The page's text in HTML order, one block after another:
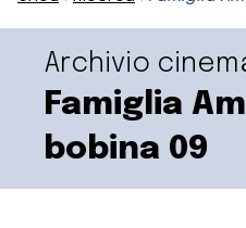
Archivio
Famiglia
bobina 09